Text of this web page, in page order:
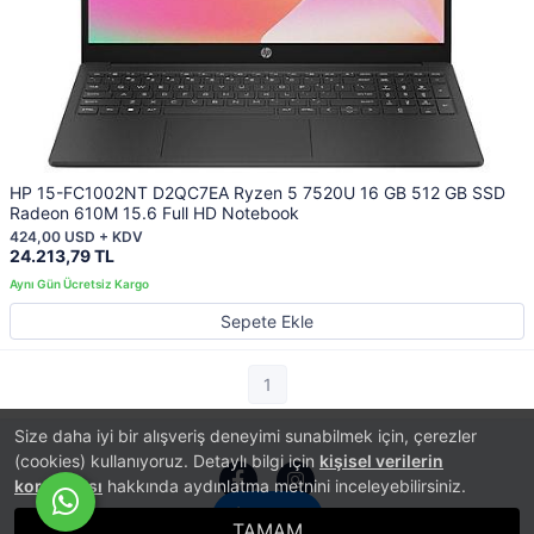
Size daha iyi bir alışveriş deneyimi sunabilmek için, çerezler
(cookies) kullanıyoruz. Detaylı bilgi için kişisel verilerin
korunması hakkında aydınlatma metnini inceleyebilirsiniz.
HP 15-FC1002NT D2QC7EA Ryzen 5 7520U 16 GB 512 GB SSD
Radeon 610M 15.6 Full HD Notebook
24.213,79 TL
424,00 USD + KDV
Sepete Ekle
1
İletişim